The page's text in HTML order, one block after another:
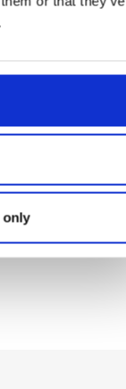
only
Ref: 2200010279